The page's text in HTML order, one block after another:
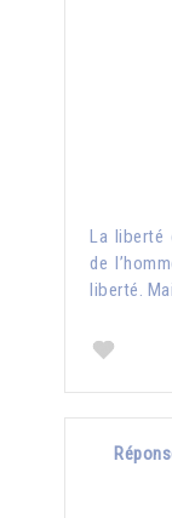
La liberté
de
liberté.